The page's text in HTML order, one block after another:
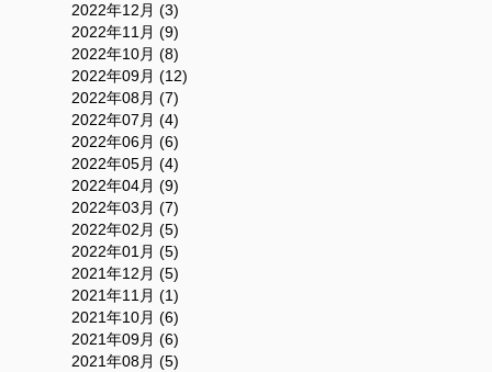
2022年12月 (3)
2022年11月 (9)
2022年10月 (8)
2022年09月 (12)
2022年08月 (7)
2022年07月 (4)
2022年06月 (6)
2022年05月 (4)
2022年04月 (9)
2022年03月 (7)
2022年02月 (5)
2022年01月 (5)
2021年12月 (5)
2021年11月 (1)
2021年10月 (6)
2021年09月 (6)
2021年08月 (5)